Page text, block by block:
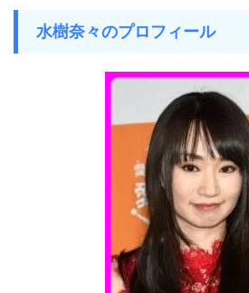
水樹奈々のプロフィール